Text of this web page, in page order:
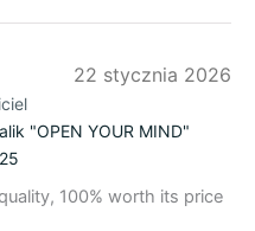
22 stycznia 2026
"OPEN YOUR MIND"
100% worth its price